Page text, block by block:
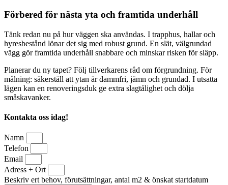
Förbered för nästa yta och framtida underhåll
Tänk redan nu på hur väggen ska användas. I trapphus, hallar och
hyresbestånd lönar det sig med robust grund. En slät, välgrundad
vägg gör framtida underhåll snabbare och minskar risken för släpp.
Planerar du ny tapet? Följ tillverkarens råd om förgrundning. För
målning: säkerställ att ytan är dammfri, jämn och grundad. I utsatta
lägen kan en renoveringsduk ge extra slagtålighet och dölja
småskavanker.
Kontakta oss idag!
Namn
Telefon
Email
Adress + Ort
Beskriv ert behov, förutsättningar, antal m2 & önskat startdatum